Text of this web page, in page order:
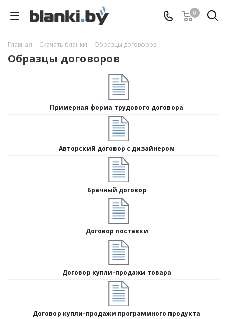
0
Главная - Скачать бланки - Образцы договоров
Образцы договоров
Примерная форма трудового договора
Авторский договор с дизайнером
Брачный договор
Договор поставки
Договор купли-продажи товара
Договор купли-продажи программного продукта